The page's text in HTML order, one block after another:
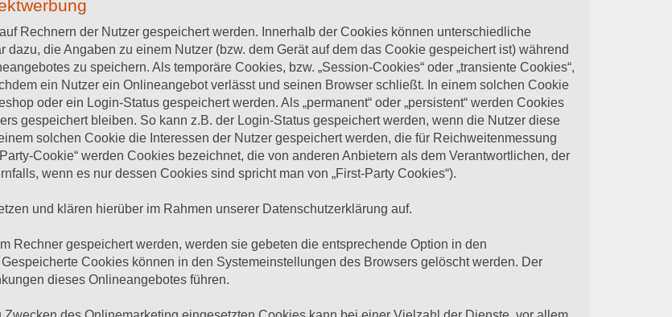
Rechnern der Nutzer gespeichert werden. Innerhalb der Cookies können unterschiedliche
die Angaben zu einem Nutzer (bzw. dem Gerät auf dem das Cookie gespeichert ist) während
zu speichern. Als temporäre Cookies, bzw. „Session-Cookies“ oder „transiente Cookies“,
ein Nutzer ein Onlineangebot verlässt und seinen Browser schließt. In einem solchen Cookie
oder ein Login-Status gespeichert werden. Als „permanent“ oder „persistent“ werden Cookies
gespeichert bleiben. So kann z.B. der Login-Status gespeichert werden, wenn die Nutzer diese
solchen Cookie die Interessen der Nutzer gespeichert werden, die für Reichweitenmessung
Cookie“ werden Cookies bezeichnet, die von anderen Anbietern als dem Verantwortlichen, der
wenn es nur dessen Cookies sind spricht man von „First-Party Cookies“).
und klären hierüber im Rahmen unserer Datenschutzerklärung auf.
Rechner gespeichert werden, werden sie gebeten die entsprechende Option in den
Cookies können in den Systemeinstellungen des Browsers gelöscht werden. Der
dieses Onlineangebotes führen.